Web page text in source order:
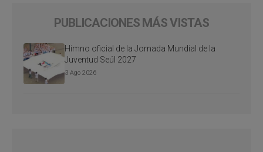
PUBLICACIONES MÁS VISTAS
Himno oficial de la Jornada Mundial de la
Juventud Seúl 2027
3 Ago 2026